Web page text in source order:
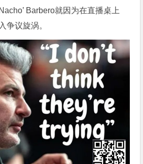
Barbero就因为在直播桌上
争议旋涡。